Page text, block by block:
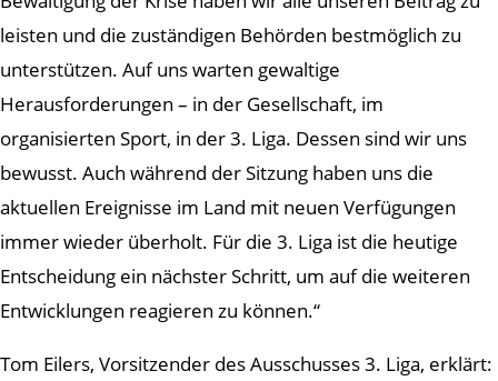
leisten und die zuständigen Behörden bestmöglich zu
unterstützen. Auf uns warten gewaltige
Herausforderungen – in der Gesellschaft, im
organisierten Sport, in der 3. Liga. Dessen sind wir uns
bewusst. Auch während der Sitzung haben uns die
aktuellen Ereignisse im Land mit neuen Verfügungen
immer wieder überholt. Für die 3. Liga ist die heutige
Entscheidung ein nächster Schritt, um auf die weiteren
Entwicklungen reagieren zu können.“
Tom Eilers, Vorsitzender des Ausschusses 3. Liga, erklärt: